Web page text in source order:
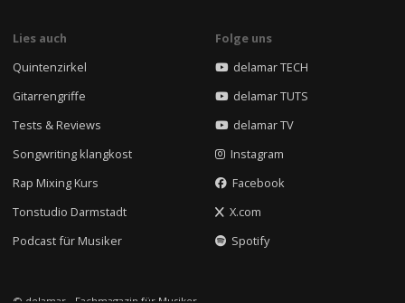
Lies auch
Quintenzirkel
Gitarrengriffe
Tests & Reviews
Songwriting klangkost
Rap Mixing Kurs
Tonstudio Darmstadt
Podcast für Musiker
Folge uns
delamar TECH
delamar TUTS
delamar TV
Instagram
Facebook
X.com
Spotify